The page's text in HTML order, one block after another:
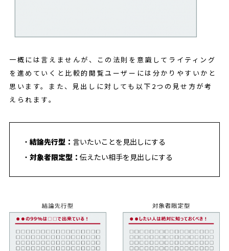
一概には言えませんが、この法則を意識してライティング
を進めていくと比較的閲覧ユーザーには分かりやすいかと
思います。また、見出しに対しても以下2つの見せ方が考
えられます。
結論先行型： 言いたいことを見出しにする
対象者限定型： 伝えたい相手を見出しにする